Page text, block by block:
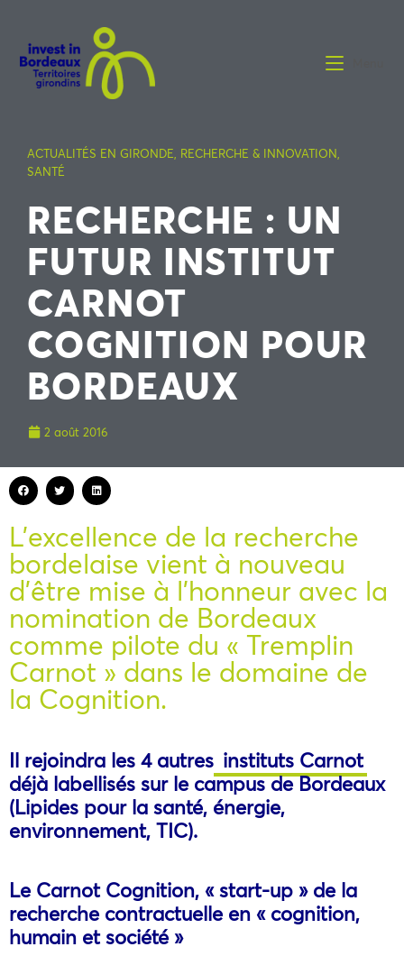
ACTUALITÉS EN GIRONDE, RECHERCHE & INNOVATION,
SANTÉ
RECHERCHE : UN
FUTUR INSTITUT
CARNOT
COGNITION POUR
BORDEAUX
2 août 2016
L’excellence de la recherche
bordelaise vient à nouveau
d’être mise à l’honneur avec la
nomination de Bordeaux
comme pilote du « Tremplin
Carnot » dans le domaine de
la Cognition.
Il rejoindra les 4 autres instituts Carnot
déjà labellisés sur le campus de Bordeaux
(Lipides pour la santé, énergie,
environnement, TIC).
Le Carnot Cognition, « start-up » de la
recherche contractuelle en « cognition,
humain et société »